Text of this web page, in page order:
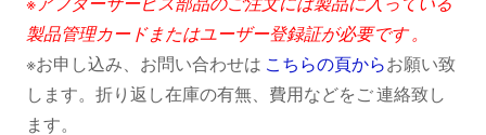
製品管理カードまたはユーザー登録証が必要です 。
※お申し込み、お問い合わせは こちらの頁から お願い致
します。折り返し在庫の有無、費用などをご 連絡致し
ます。